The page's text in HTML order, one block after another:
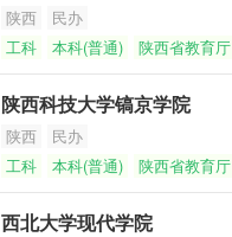
陕西
民办
工科
本科(普通) 陕西省教育厅
陕西科技大学镐京学院
陕西
民办
工科
本科(普通) 陕西省教育厅
西北大学现代学院